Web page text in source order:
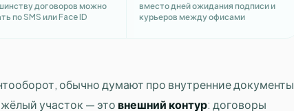
договоров можно
по SMS или Face ID
вместо дней ожидания подписи и
курьеров между офисами
обычно думают про внутренние документы
участок — это внешний контур: договоры